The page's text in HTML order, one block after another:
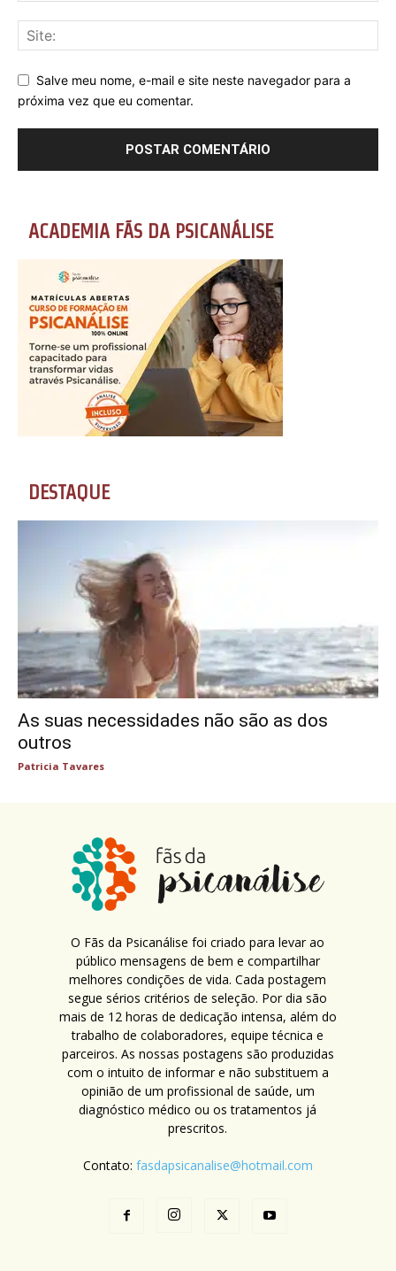
Salve meu nome, e-mail e site neste navegador para a
próxima vez que eu comentar.
ACADEMIA FÃS DA PSICANÁLISE
DESTAQUE
As suas necessidades não são as dos
outros
Patricia Tavares
O Fãs da Psicanálise foi criado para levar ao
público mensagens de bem e compartilhar
melhores condições de vida. Cada postagem
segue sérios critérios de seleção. Por dia são
mais de 12 horas de dedicação intensa, além do
trabalho de colaboradores, equipe técnica e
parceiros. As nossas postagens são produzidas
com o intuito de informar e não substituem a
opinião de um profissional de saúde, um
diagnóstico médico ou os tratamentos já
prescritos.
Contato: fasdapsicanalise@hotmail.com